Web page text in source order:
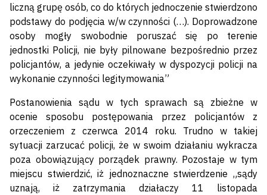
liczną grupę osób, co do których jednoczenie stwierdzono
podstawy do podjęcia w/w czynności (…). Doprowadzone
osoby mogły swobodnie poruszać się po terenie
jednostki Policji, nie były pilnowane bezpośrednio przez
policjantów, a jedynie oczekiwały w dyspozycji policji na
wykonanie czynności legitymowania”
Postanowienia sądu w tych sprawach są zbieżne w
ocenie sposobu postępowania przez policjantów z
orzeczeniem z czerwca 2014 roku. Trudno w takiej
sytuacji zarzucać policji, że w swoim działaniu wykracza
poza obowiązujący porządek prawny. Pozostaje w tym
miejscu stwierdzić, iż jednoznaczne stwierdzenie „sądy
uznają, iż zatrzymania działaczy 11 listopada